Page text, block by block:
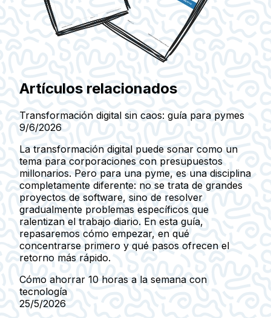
Artículos relacionados
Transformación digital sin caos: guía para pymes
9/6/2026
La transformación digital puede sonar como un
tema para corporaciones con presupuestos
millonarios. Pero para una pyme, es una disciplina
completamente diferente: no se trata de grandes
proyectos de software, sino de resolver
gradualmente problemas específicos que
ralentizan el trabajo diario. En esta guía,
repasaremos cómo empezar, en qué
concentrarse primero y qué pasos ofrecen el
retorno más rápido.
Cómo ahorrar 10 horas a la semana con
tecnología
25/5/2026